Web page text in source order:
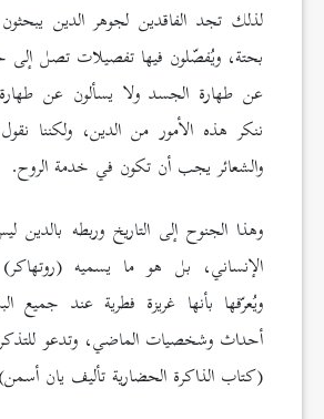
لذلك تجد الفاقدين لجوهر الدين
بحتة، ويُفصّلون فيها تفصيلات تصل إلى
عن طهارة الجسد ولا يسألون عن
ننكر هذه الأمور من الدين، ولكننا
والشعائر يجب أن تكون في خدمة الروح.
وهذا الجنوح إلى التاريخ وربطه
الإنساني، بل هو ما يسميه (روتهاكر)
ويُعرّفها بأنها غريزة فطرية عند جميع
أحداث وشخصيات الماضي، وتدعو للتذكر
(كتاب الذاكرة الحضارية تأليف يان أسمن)